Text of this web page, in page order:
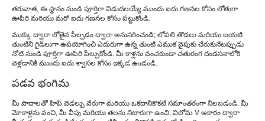
తరువాత, ఈ స్థానం నుండి పూర్తిగా విడుదలయ్యే ముందు ఐదు గణనల కోసం లోతుగా
ఊపిరి మరియు మరో ఐదు గణనల కోసం పట్టుకోండి.
ముక్కు ద్వారా లోతైన పీల్చడం ద్వారా అనుసరించండి; లోపలి తొడలు మరియు బయటి
తుంటిని గైడ్‌లుగా ఉపయోగించి ఎదురుగా ఉన్న తుంటి ఎముక వైపుకు చేరుకునేటప్పుడు
నోటి నుండి పూర్తిగా ఊపిరి పీల్చుకోండి. మీ కాళ్లను వంచకుండా చతురంగ దండసనాలోకి
వెళ్లడానికి ముందు ఐదు శ్వాసల కోసం ఇక్కడ ఉండండి.
పడవ భంగిమ
మీ పాదాలతో హిప్ వెడల్పు వేరుగా మరియు ఒకదానికొకటి సమాంతరంగా నిలబడండి. మీ
మోకాళ్లను వంచి, మీ వీపు మరియు తలను నిటారుగా ఉంచి, విలోమ V ఆకారం ద్వారా